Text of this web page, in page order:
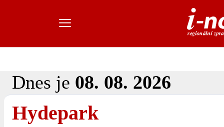
Dnes je 08. 08. 2026
Hydepark